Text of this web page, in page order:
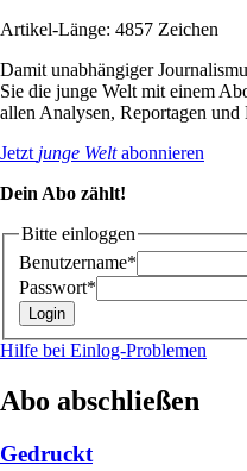
Artikel-Länge: 4857 Zeichen
Damit unabhängiger
Sie die junge Welt mit einem
allen Analysen, Reportagen und
Jetzt junge Weltabonnieren
Dein Abo zählt!
Bitte einloggen
Benutzername*
Passwort*
Hilfe bei Einlog-Problemen
Abo abschließen
Gedruckt